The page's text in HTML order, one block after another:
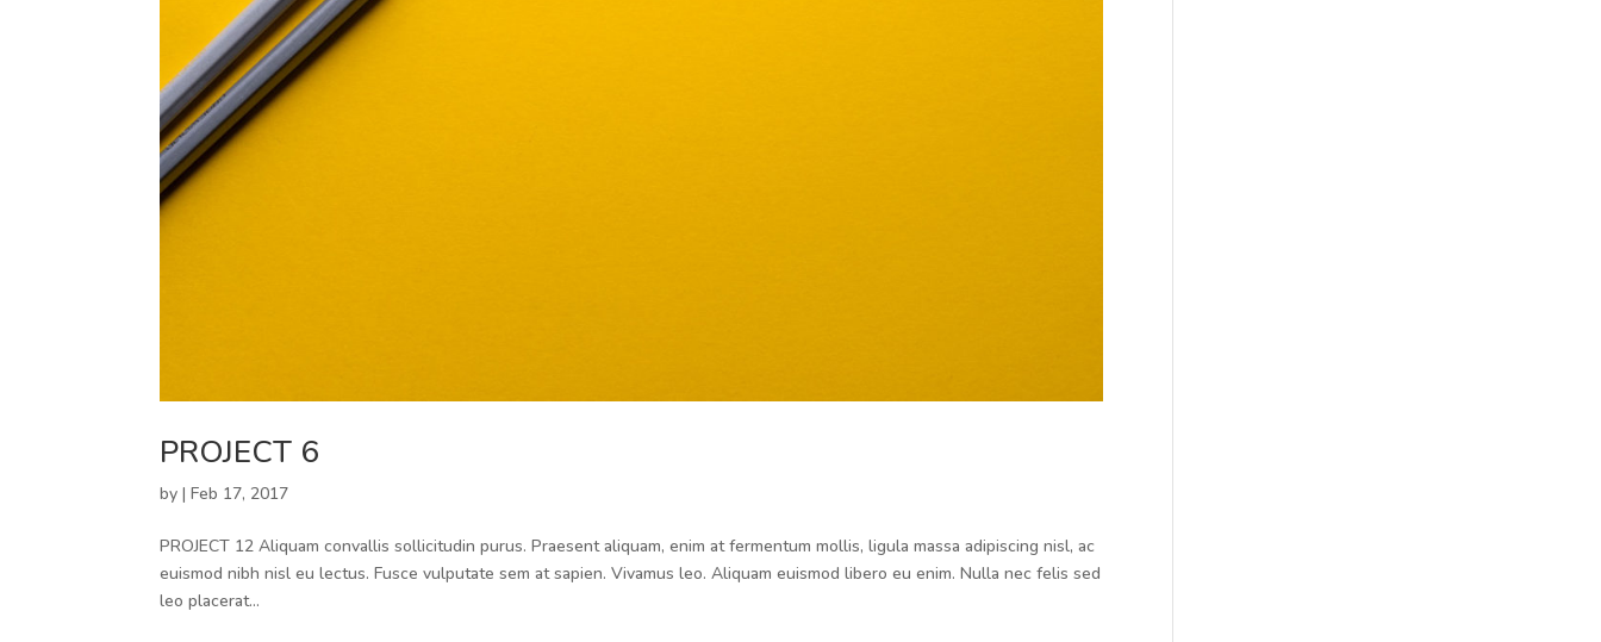
PROJECT 6
by|Feb 17, 2017
PROJECT 12 Aliquam convallis sollicitudin purus. Praesent aliquam, enim at fermentum mollis, ligula massa adipiscing nisl, ac
euismod nibh nisl eu lectus. Fusce vulputate sem at sapien. Vivamus leo. Aliquam euismod libero eu enim. Nulla nec felis sed
leo placerat...